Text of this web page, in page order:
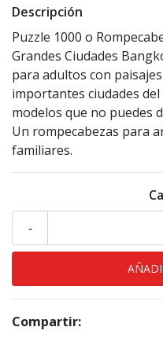
Descripción
Puzzle 1000 o
Grandes Ciudades
para adultos con
importantes ciudades
modelos que no puedes
Un rompecabezas para
familiares.
-
Compartir: